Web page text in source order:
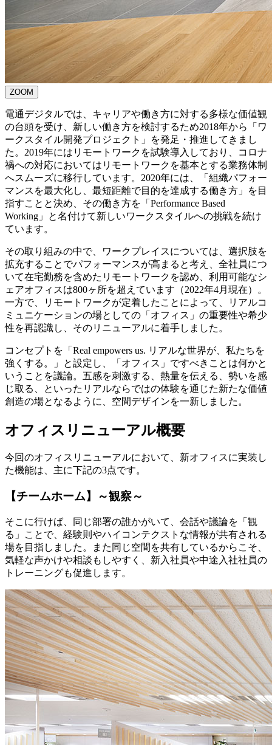
ZOOM
電通デジタルでは、キャリアや働き方に対する多様な価値観
の台頭を受け、新しい働き方を検討するため2018年から「ワ
ークスタイル開発プロジェクト」を発足・推進してきまし
た。2019年にはリモートワークを試験導入しており、コロナ
禍への対応においてはリモートワークを基本とする業務体制
へスムーズに移行しています。2020年には、「組織パフォー
マンスを最大化し、最短距離で目的を達成する働き方」を目
指すことと決め、その働き方を「Performance Based
Working」と名付けて新しいワークスタイルへの挑戦を続け
ています。
その取り組みの中で、ワークプレイスについては、選択肢を
拡充することでパフォーマンスが高まると考え、全社員につ
いて在宅勤務を含めたリモートワークを認め、利用可能なシ
ェアオフィスは800ヶ所を超えています（2022年4月現在）。
一方で、リモートワークが定着したことによって、リアルコ
ミュニケーションの場としての「オフィス」の重要性や希少
性を再認識し、そのリニューアルに着手しました。
コンセプトを「Real empowers us. リアルな世界が、私たちを
強くする。」と設定し、「オフィス」ですべきことは何かと
いうことを議論。五感を刺激する、熱量を伝える、勢いを感
じ取る、といったリアルならではの体験を通じた新たな価値
創造の場となるように、空間デザインを一新しました。
オフィスリニューアル概要
今回のオフィスリニューアルにおいて、新オフィスに実装し
た機能は、主に下記の3点です。
【チームホーム】～観察～
そこに行けば、同じ部署の誰かがいて、会話や議論を「観
る」ことで、経験則やハイコンテクストな情報が共有される
場を目指しました。また同じ空間を共有しているからこそ、
気軽な声かけや相談もしやすく、新入社員や中途入社社員の
トレーニングも促進します。